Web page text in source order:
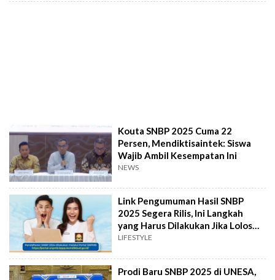
Kouta SNBP 2025 Cuma 22
Persen, Mendiktisaintek: Siswa
Wajib Ambil Kesempatan Ini
NEWS
Link Pengumuman Hasil SNBP
2025 Segera Rilis, Ini Langkah
yang Harus Dilakukan Jika Lolos
dan Tidak
LIFESTYLE
Prodi Baru SNBP 2025 di UNESA,